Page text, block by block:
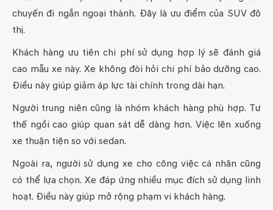
chuyến đi ngắn ngoại thành. Đây là ưu điểm của SUV đô
thị.
Khách hàng ưu tiên chi phí sử dụng hợp lý sẽ đánh giá
cao mẫu xe này. Xe không đòi hỏi chi phí bảo dưỡng cao.
Điều này giúp giảm áp lực tài chính trong dài hạn.
Người trung niên cũng là nhóm khách hàng phù hợp. Tư
thế ngồi cao giúp quan sát dễ dàng hơn. Việc lên xuống
xe thuận tiện so với sedan.
Ngoài ra, người sử dụng xe cho công việc cá nhân cũng
có thể lựa chọn. Xe đáp ứng nhiều mục đích sử dụng linh
hoạt. Điều này giúp mở rộng phạm vi khách hàng.